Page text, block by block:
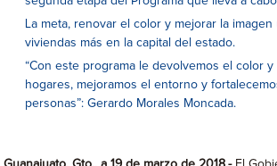
La meta, renovar el color y mejorar la
viviendas más en la capital del estado.
“Con este programa le devolvemos el color y
hogares, mejoramos el entorno y
personas”: Gerardo Morales Moncada.